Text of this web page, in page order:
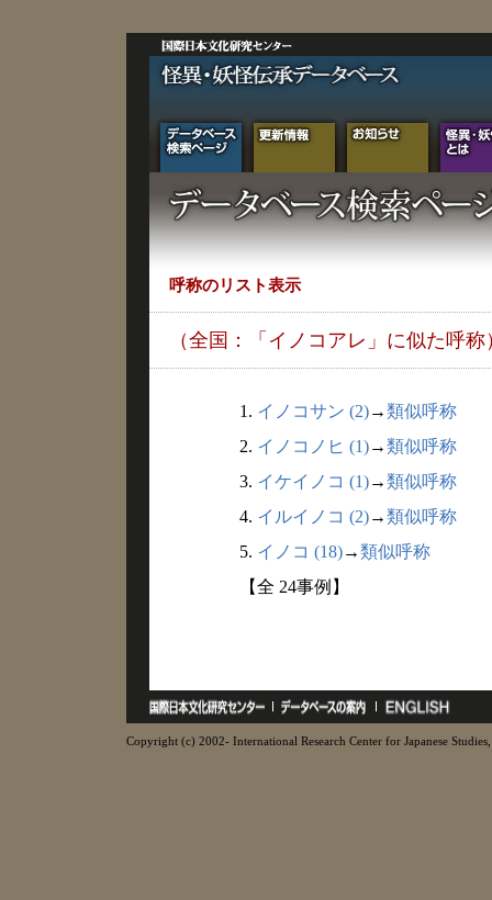
呼称のリスト表示
（全国：「イノコアレ」に似た呼称
1. イノコサン (2)→類似呼称
2. イノコノヒ (1)→類似呼称
3. イケイノコ (1)→類似呼称
4. イルイノコ (2)→類似呼称
5. イノコ (18)→類似呼称
【全 24事例】
Copyright (c) 2002- International Research Center for Japanese